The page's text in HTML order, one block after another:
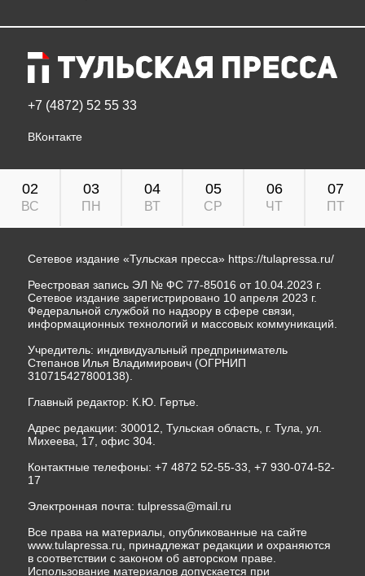
+7 (4872) 52 55 33
ВКонтакте
02
ВС
03
ПН
04
ВТ
05
СР
06
ЧТ
07
ПТ
Сетевое издание «Тульская пресса» https://tulapressa.ru/
Реестровая запись ЭЛ № ФС 77-85016 от 10.04.2023 г.
Сетевое издание зарегистрировано 10 апреля 2023 г.
Федеральной службой по надзору в сфере связи,
информационных технологий и массовых коммуникаций.
Учредитель: индивидуальный предприниматель
Степанов Илья Владимирович (ОГРНИП
310715427800138).
Главный редактор: К.Ю. Гертье.
Адрес редакции: 300012, Тульская область, г. Тула, ул.
Михеева, 17, офис 304.
Контактные телефоны: +7 4872 52-55-33, +7 930-074-52-
17
Электронная почта: tulpressa@mail.ru
Все права на материалы, опубликованные на сайте
www.tulapressa.ru, принадлежат редакции и охраняются
в соответствии с законом об авторском праве.
Использование материалов допускается при